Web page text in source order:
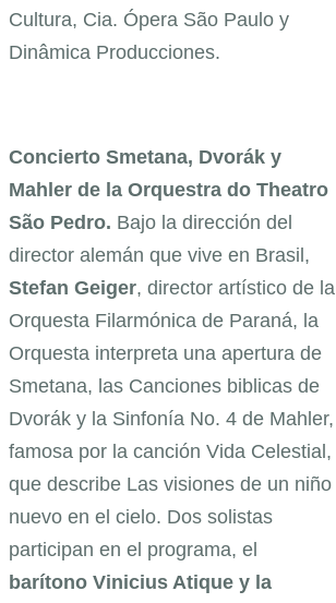
Cultura, Cia. Ópera São Paulo y
Dinâmica Producciones.
Concierto Smetana, Dvorák y
Mahler de la Orquestra do Theatro
São Pedro. Bajo la dirección del
director alemán que vive en Brasil,
Stefan Geiger, director artístico de la
Orquesta Filarmónica de Paraná, la
Orquesta interpreta una apertura de
Smetana, las Canciones biblicas de
Dvorák y la Sinfonía No. 4 de Mahler,
famosa por la canción Vida Celestial,
que describe Las visiones de un niño
nuevo en el cielo. Dos solistas
participan en el programa, el
barítono Vinicius Atique y la